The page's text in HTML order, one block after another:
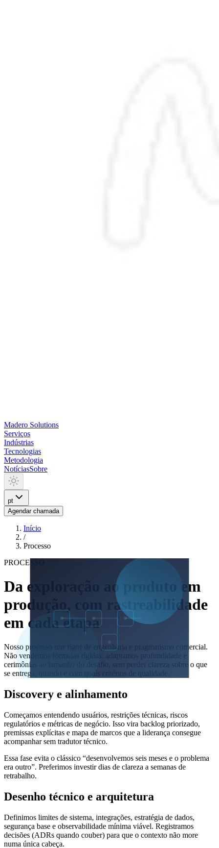
Madero Solutions
Serviços
Indústrias
Tecnologias
Metodologia
NotíciasSobre
pt
Agendar chamada
Início
/
Processo
PROCESSO
Da exploração ao produto em
produção, com rastreabilidade
em cada etapa
Nosso processo une rigor de engenharia e pragmatismo comercial.
Não vendemos fórmulas rígidas: adaptamos profundidade e
cerimônias ao tamanho do desafio, sem perder clareza sobre o que
se entrega, quando e com quais critérios de qualidade.
Discovery e alinhamento
Começamos entendendo usuários, restrições técnicas, riscos
regulatórios e métricas de negócio. Isso vira backlog priorizado,
premissas explícitas e mapa de marcos que a liderança consegue
acompanhar sem tradutor técnico.
Essa fase evita o clássico “desenvolvemos seis meses e o problema
era outro”. Preferimos investir dias de clareza a semanas de
retrabalho.
Desenho técnico e arquitetura
Definimos limites de sistema, integrações, estratégia de dados,
segurança base e observabilidade mínima viável. Registramos
decisões (ADRs quando couber) para que o contexto não more
numa única cabeça.